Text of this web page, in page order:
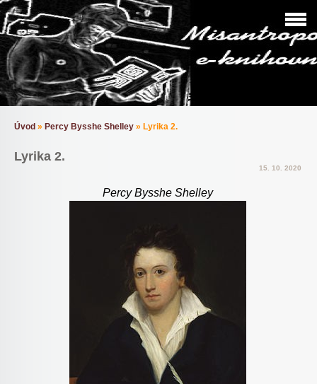
Úvod » Percy Bysshe Shelley » Lyrika 2.
Lyrika 2.
15. 10. 2020
Percy Bysshe Shelley